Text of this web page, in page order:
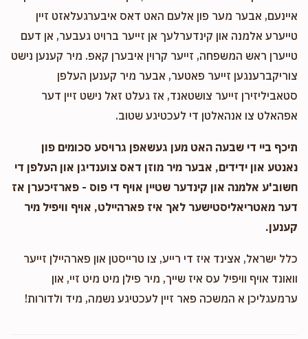
איינעם, אבער מער פון אלעם האט דאס איבערגעלאזט זיין
טייערע אלמנה און קינדערלעך אן זייער ברויט געבער, אן דעם
טייערן ראש המשפחה, זייער קרוין איבערן קאפ. מיר קענען נישט
צוריקברענגען זייער פאטער, אבער מיר קענען העלפן
סטאביליזירן זייער צושטאנד, אז געלט זאל נישט זיין דער
אפהאלט צו אנהאלטן די לעכטיגע שטוב.
תיכף ביי די שבעה האט מען געשאפן גרויסע סכומים פון
נאנטע און ידידים, אבער מיר מוזן דאס צוענדיגן און העלפן די
חשוב'ע אלמנה און קינדער שטיין אויף די פוס - פארזיכערן אז
דער מאטריאליסטישער לאך איז פארהיילט, אויף וויפיל מיר
קענען.
כלל ישראל, אצינד איז די רייע, צו טרייסטן און פארהיילן זייער
וואונד אויף וויפיל עס איז שייך, מיר פילן מיט מיט זיי, און
ערמעגליכן א המשכה פאר זיין לעכטיגע נשמה, מיד ולדורות!